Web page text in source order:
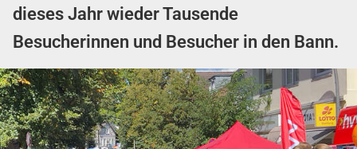
dieses Jahr wieder Tausende
Besucherinnen und Besucher in den Bann.